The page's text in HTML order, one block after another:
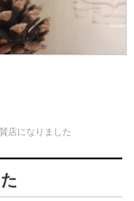
店になりました